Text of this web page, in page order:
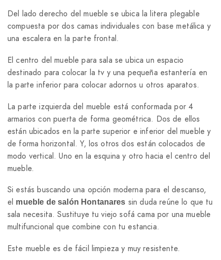
Del lado derecho del mueble se ubica la litera plegable
compuesta por dos camas individuales con base metálica y
una escalera en la parte frontal.
El centro del mueble para sala se ubica un espacio
destinado para colocar la tv y una pequeña estantería en
la parte inferior para colocar adornos u otros aparatos.
La parte izquierda del mueble está conformada por 4
armarios con puerta de forma geométrica. Dos de ellos
están ubicados en la parte superior e inferior del mueble y
de forma horizontal. Y, los otros dos están colocados de
modo vertical. Uno en la esquina y otro hacia el centro del
mueble.
Si estás buscando una opción moderna para el descanso,
el mueble de salón Hontanares sin duda reúne lo que tu
sala necesita. Sustituye tu viejo sofá cama por una mueble
multifuncional que combine con tu estancia.
Este mueble es de fácil limpieza y muy resistente.